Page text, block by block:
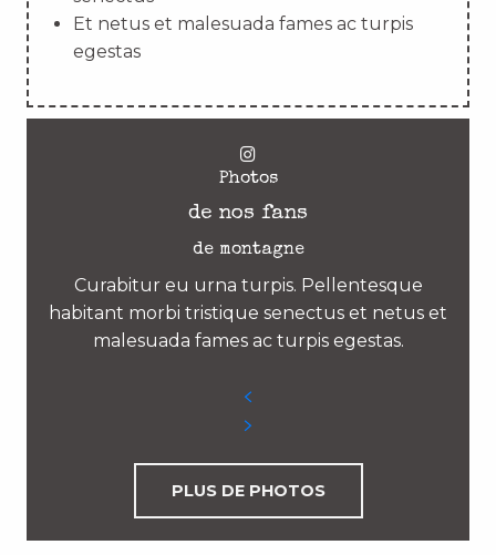
Et netus et malesuada fames ac turpis
egestas
Photos
de nos fans
de montagne
Curabitur eu urna turpis. Pellentesque
habitant morbi tristique senectus et netus et
malesuada fames ac turpis egestas.
PLUS DE PHOTOS